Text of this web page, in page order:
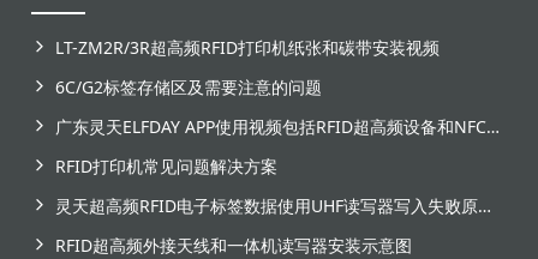
LT-ZM2R/3R超高频RFID打印机纸张和碳带安装视频
6C/G2标签存储区及需要注意的问题
广东灵天ELFDAY APP使用视频包括RFID超高频设备和NFC芯片标签感应
RFID打印机常见问题解决方案
灵天超高频RFID电子标签数据使用UHF读写器写入失败原因分析
RFID超高频外接天线和一体机读写器安装示意图